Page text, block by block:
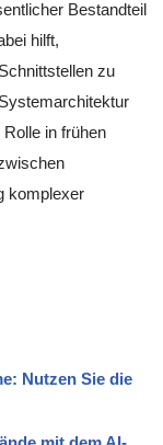
Bestandteil
hilft,
zu
in frühen
komplexer
Nutzen Sie die